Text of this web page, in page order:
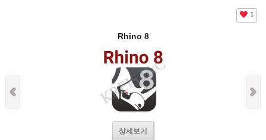
1
Rhino 8
상세보기